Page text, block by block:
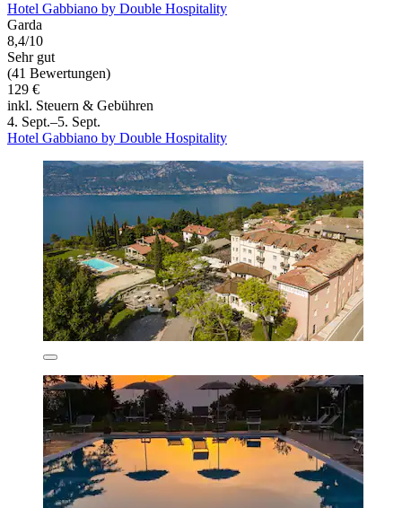
Hotel Gabbiano by Double Hospitality
Garda
8,4/10
Sehr gut
(41 Bewertungen)
129 €
inkl. Steuern & Gebühren
4. Sept.–5. Sept.
Hotel Gabbiano by Double Hospitality